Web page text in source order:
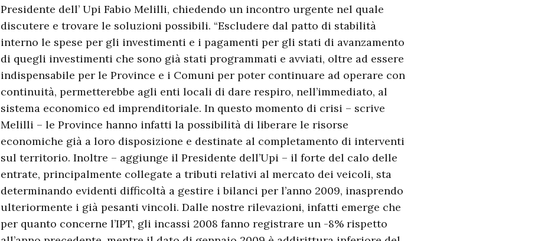
Presidente dell’ Upi Fabio Melilli, chiedendo un incontro urgente nel quale
discutere e trovare le soluzioni possibili. “Escludere dal patto di stabilità
interno le spese per gli investimenti e i pagamenti per gli stati di avanzamento
di quegli investimenti che sono già stati programmati e avviati, oltre ad essere
indispensabile per le Province e i Comuni per poter continuare ad operare con
continuità, permetterebbe agli enti locali di dare respiro, nell’immediato, al
sistema economico ed imprenditoriale. In questo momento di crisi – scrive
Melilli – le Province hanno infatti la possibilità di liberare le risorse
economiche già a loro disposizione e destinate al completamento di interventi
sul territorio. Inoltre – aggiunge il Presidente dell’Upi – il forte del calo delle
entrate, principalmente collegate a tributi relativi al mercato dei veicoli, sta
determinando evidenti difficoltà a gestire i bilanci per l’anno 2009, inasprendo
ulteriormente i già pesanti vincoli. Dalle nostre rilevazioni, infatti emerge che
per quanto concerne l’IPT, gli incassi 2008 fanno registrare un -8% rispetto